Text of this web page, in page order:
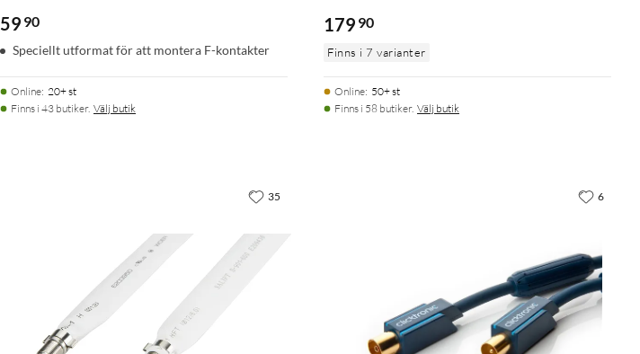
59 90
Speciellt utformat för att montera F-kontakter
Online: 20+ st
Finns i 43 butiker. Välj butik
179 90
Finns i 7 varianter
Online: 50+ st
Finns i 58 butiker. Välj butik
35 6